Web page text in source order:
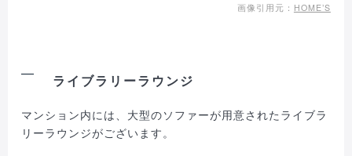
画像引用元： HOME’S
ライブラリーラウンジ
マンション内には、大型のソファーが用意されたライブラ
リーラウンジがございます。